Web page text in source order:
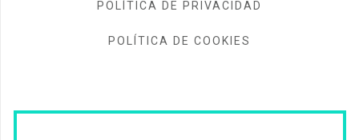
POLÍTICA DE PRIVACIDAD
POLÍTICA DE COOKIES